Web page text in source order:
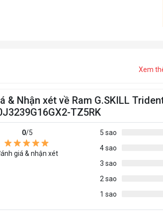
Xem
& Nhận xét về Ram G.SKILL
TZ5RK
0/5
giá & nhận xét
5 sao
4 sao
3 sao
2 sao
1 sao